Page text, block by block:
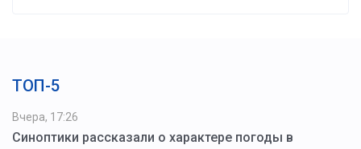
ТОП-5
Вчера, 17:26
Синоптики рассказали о характере погоды в